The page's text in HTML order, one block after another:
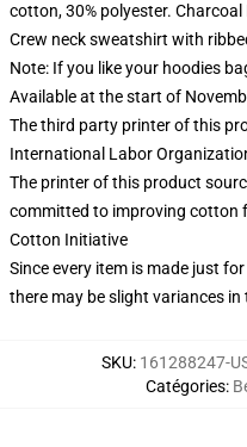
cotton, 30% polyester.
Crew neck sweatshirt with
Note: If you like your hoodies
Available at the start of
The third party printer of this
International Labor
The printer of this product
committed to improving cotton
Cotton Initiative
Since every item is made just
there may be slight variances in
SKU: 161288247-
Catégories: